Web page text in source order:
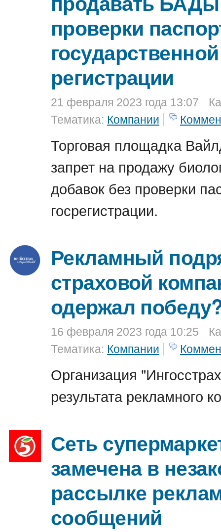
проверки
государственной
регистрации
21 февраля 2023 года 13:07
Тематика: Компании
Торговая площадка
запрет на продажу
добавок без проверки
госрегистрации.
Рекламный
страховой
одержал
16 февраля 2023 года 10:25
Тематика: Компании
Организация
результата рекламного
Сеть
замечена в
рассылке
сообщений